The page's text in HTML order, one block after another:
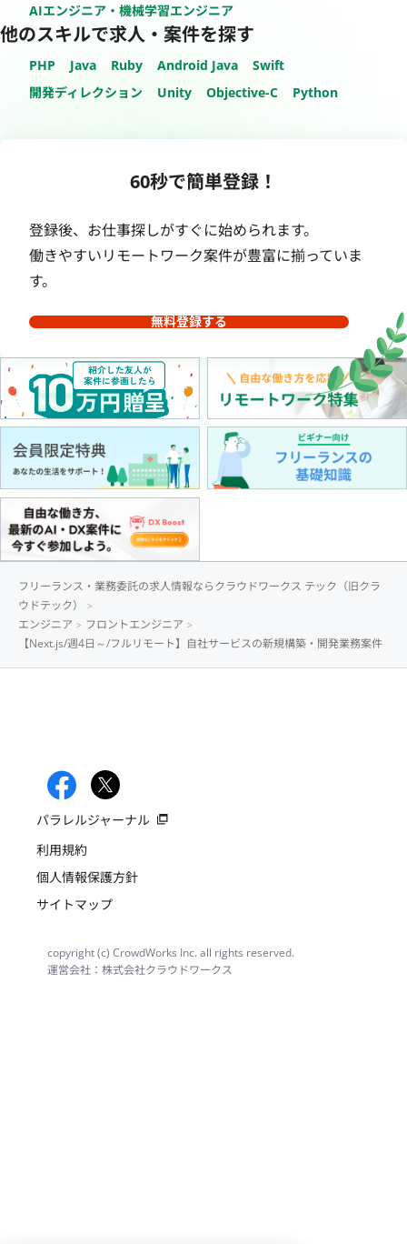
AIエンジニア・機械学習エンジニア
他のスキルで求人・案件を探す
PHP Java Ruby Android Java
Swift
開発ディレクション
Unity Objective-C Python
60秒で簡単登録！
登録後、お仕事探しがすぐに始められます。
働きやすいリモートワーク案件が豊富に揃っていま
す。
無料登録する
フリーランス・業務委託の求人情報ならクラウドワークス テック（旧クラ
ウドテック）
エンジニア
フロントエンジニア
【Next.js/週4日～/フルリモート】自社サービスの新規構築・開発業務案件
パラレルジャーナル
利用規約
個人情報保護方針
サイトマップ
copyright (c) CrowdWorks Inc. all rights reserved.
運営会社：株式会社クラウドワークス